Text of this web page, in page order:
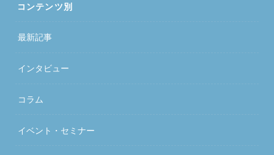
コンテンツ別
最新記事
インタビュー
コラム
イベント・セミナー